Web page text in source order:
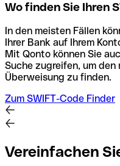
Wo finden Sie Ihren
In den meisten Fällen
Ihrer Bank auf Ihrem
Mit Qonto können Sie
Suche zugreifen, um
Überweisung zu finden.
Zum SWIFT-Code Finder
Vereinfachen